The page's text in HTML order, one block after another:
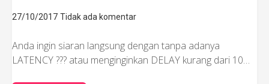
27/10/2017 Tidak ada komentar
Anda ingin siaran langsung dengan tanpa adanya
LATENCY ??? atau menginginkan DELAY kurang dari 10…